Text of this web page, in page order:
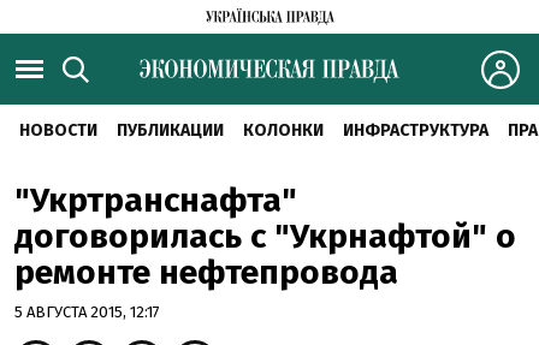
НОВОСТИ ПУБЛИКАЦИИ КОЛОНКИ ИНФРАСТРУКТУРА
"Укртранснафта"
договорилась с "Укрнафтой" о
ремонте нефтепровода
5 АВГУСТА 2015, 12:17